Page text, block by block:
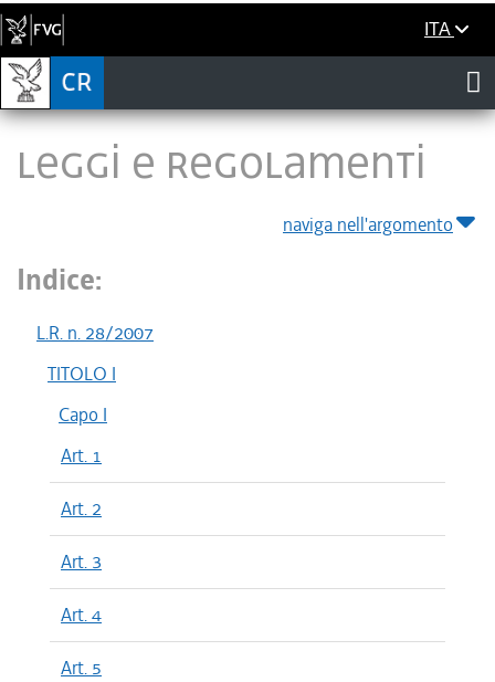
ITA
LEGGI E REGOLAMENTI
naviga nell'argomento
Indice:
L.R. n. 28/2007
TITOLO I
Capo I
Art. 1
Art. 2
Art. 3
Art. 4
Art. 5